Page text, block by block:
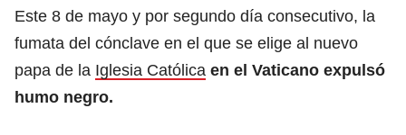
Este 8 de mayo y por segundo día consecutivo, la
fumata del cónclave en el que se elige al nuevo
papa de la Iglesia Católica en el Vaticano expulsó
humo negro.